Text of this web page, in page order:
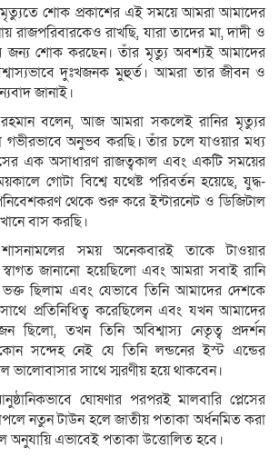
মৃত্যুতে শোক প্রকাশের এই সময়ে আমরা আমাদের
রাজপরিবারকেও রাখছি, যারা তাদের মা, দাদী ও
জন্য শোক করছেন। তাঁর মৃত্যু অবশ্যই আমাদের
দুঃখজনক মুহুর্ত। আমরা তার জীবন ও
জানাই।
রহমান বলেন, আজ আমরা সকলেই রানির মৃত্যুর
গভীরভাবে অনুভব করছি। তাঁর চলে যাওয়ার মধ্য
এক অসাধারণ রাজত্বকাল এবং একটি সময়ের
গোটা বিশ্বে যথেষ্ট পরিবর্তন হয়েছে, যুদ্ধ-
থেকে শুরু করে ইন্টারনেট ও ডিজিটাল
বাস করছি।
সময় অনেকবারই তাকে টাওয়ার
স্বাগত জানানো হয়েছিলো এবং আমরা সবাই রানি
ছিলাম এবং যেভাবে তিনি আমাদের দেশকে
সাথে প্রতিনিধিত্ব করেছিলেন এবং যখন আমাদের
ছিলো, তখন তিনি অবিশ্বাস্য নেতৃত্ব প্রদর্শন
সন্দেহ নেই যে তিনি লন্ডনের ইস্ট এন্ডের
ভালোবাসার সাথে স্মরণীয় হয়ে থাকবেন।
ঘোষণার পরপরই মালবারি প্লেসের
নতুন টাউন হলে জাতীয় পতাকা অর্ধনমিত করা
অনুযায়ি এভাবেই পতাকা উত্তোলিত হবে।